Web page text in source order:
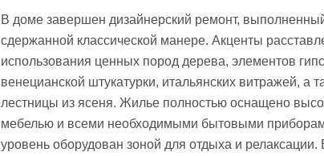
В доме завершен дизайнерский ремонт,
сдержанной классической манере. Акценты
использования ценных пород дерева, элементов
венецианской штукатурки, итальянских витражей, а
лестницы из ясеня. Жилье полностью оснащено
мебелью и всеми необходимыми бытовыми
уровень оборудован зоной для отдыха и релаксации.